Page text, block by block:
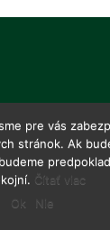
pre vás
stránok. Ak
Čítať viac
Ok
Nie